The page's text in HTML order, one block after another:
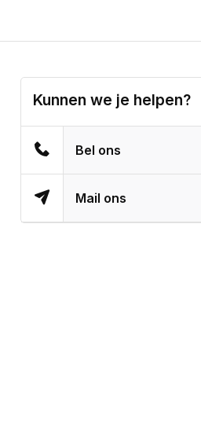
Kunnen we je helpen?
Bel ons
Mail ons